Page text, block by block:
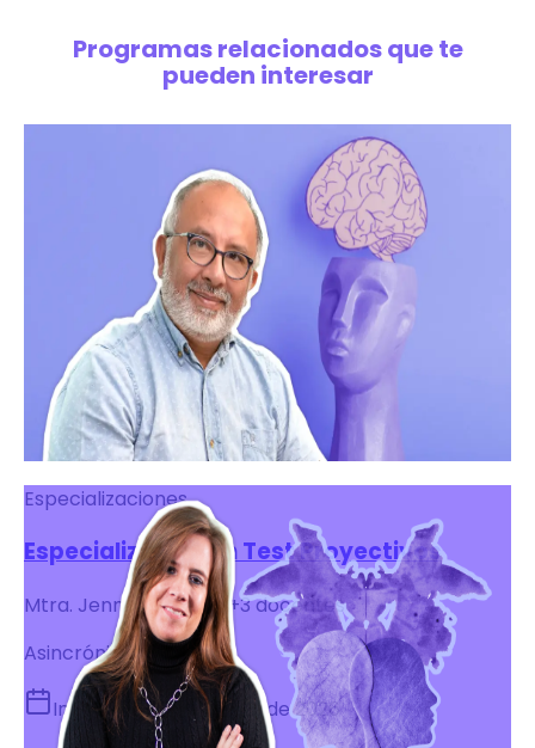
Programas relacionados que te
pueden interesar